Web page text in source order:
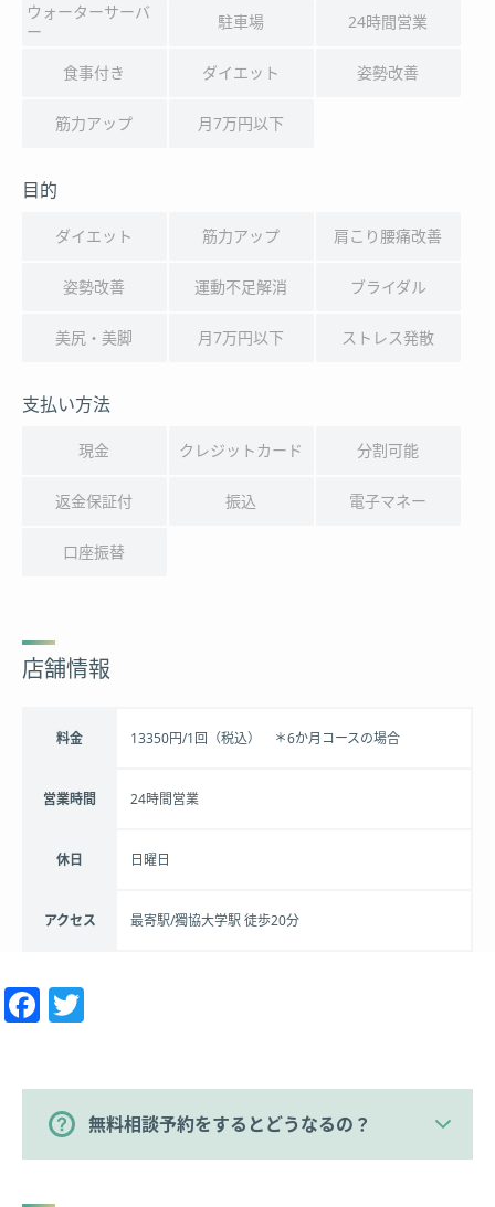
ウォーターサーバ
ー
駐車場 24時間営業
食事付き ダイエット 姿勢改善
筋力アップ 月7万円以下
目的
ダイエット 筋力アップ 肩こり腰痛改善
姿勢改善 運動不足解消 ブライダル
美尻・美脚 月7万円以下 ストレス発散
支払い方法
現金 クレジットカード 分割可能
返金保証付 振込 電子マネー
口座振替
店舗情報
料金 13350円/1回（税込） ＊6か月コースの場合
営業時間 24時間営業
休日 日曜日
アクセス 最寄駅/獨協大学駅 徒歩20分
Facebook
無料相談予約をするとどうなるの？